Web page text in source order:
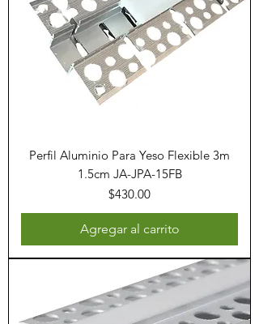
Perfil Aluminio Para Yeso Flexible 3m
1.5cm JA-JPA-15FB
Precio
$430.00
Agregar al carrito